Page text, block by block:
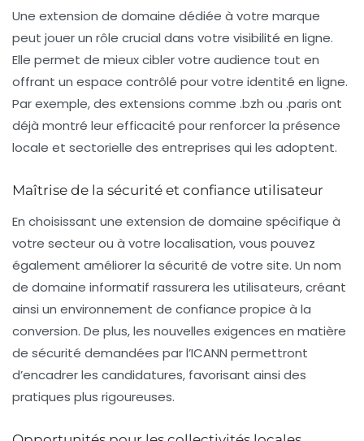
Une extension de domaine dédiée à votre marque
peut jouer un rôle crucial dans votre visibilité en ligne.
Elle permet de mieux cibler votre audience tout en
offrant un espace contrôlé pour votre identité en ligne.
Par exemple, des extensions comme .bzh ou .paris ont
déjà montré leur efficacité pour renforcer la présence
locale et sectorielle des entreprises qui les adoptent.
Maîtrise de la sécurité et confiance utilisateur
En choisissant une extension de domaine spécifique à
votre secteur ou à votre localisation, vous pouvez
également améliorer la sécurité de votre site. Un nom
de domaine informatif rassurera les utilisateurs, créant
ainsi un environnement de confiance propice à la
conversion. De plus, les nouvelles exigences en matière
de sécurité demandées par l’ICANN permettront
d’encadrer les candidatures, favorisant ainsi des
pratiques plus rigoureuses.